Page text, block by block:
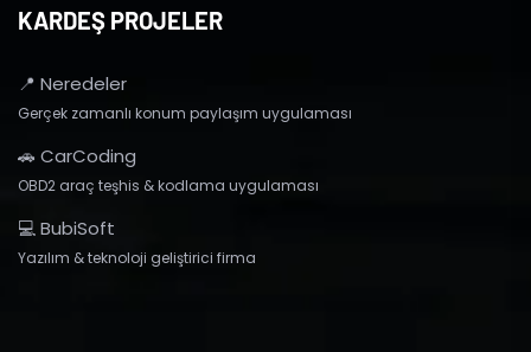
KARDEŞ PROJELER
📍 Neredeler
Gerçek zamanlı konum paylaşım uygulaması
🚗 CarCoding
OBD2 araç teşhis & kodlama uygulaması
💻 BubiSoft
Yazılım & teknoloji geliştirici firma